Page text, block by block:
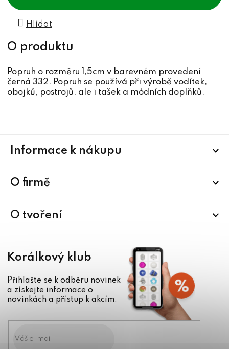
Hlídat
Popruh o rozměru 1,5cm v barevném provedení
černá 332. Popruh se používá při výrobě vodítek,
obojků, postrojů, ale i tašek a módních doplňků.
Informace k nákupu
O firmě
O tvoření
Korálkový klub
Přihlašte se k odběru novinek
a získejte informace o
novinkách a přístup k akcím.